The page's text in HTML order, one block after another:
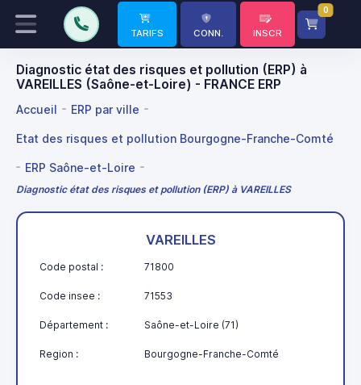
TARIFS CONN. INSCR
0
Diagnostic état des risques et pollution (ERP) à
VAREILLES (Saône-et-Loire) - FRANCE ERP
Accueil ERP par ville
Etat des risques et pollution Bourgogne-Franche-Comté
ERP Saône-et-Loire
Diagnostic état des risques et pollution (ERP) à VAREILLES
VAREILLES
Code postal : 71800
Code insee : 71553
Département : Saône-et-Loire (71)
Region : Bourgogne-Franche-Comté